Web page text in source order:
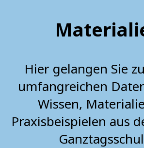
Hier gelangen Sie
umfangreichen
Wissen,
Praxisbeispielen aus